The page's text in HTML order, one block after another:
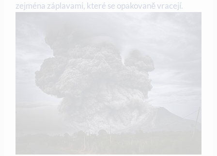
zejména záplavami, které se opakovaně vracejí.